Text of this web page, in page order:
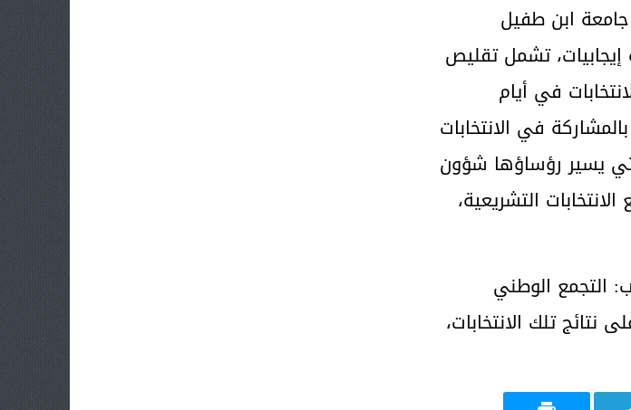
ابن طفيل
تشمل تقليص
في أيام
في الانتخابات
يسير رؤساؤها شؤون
التشريعية،
التجمع الوطني
نتائج تلك الانتخابات،